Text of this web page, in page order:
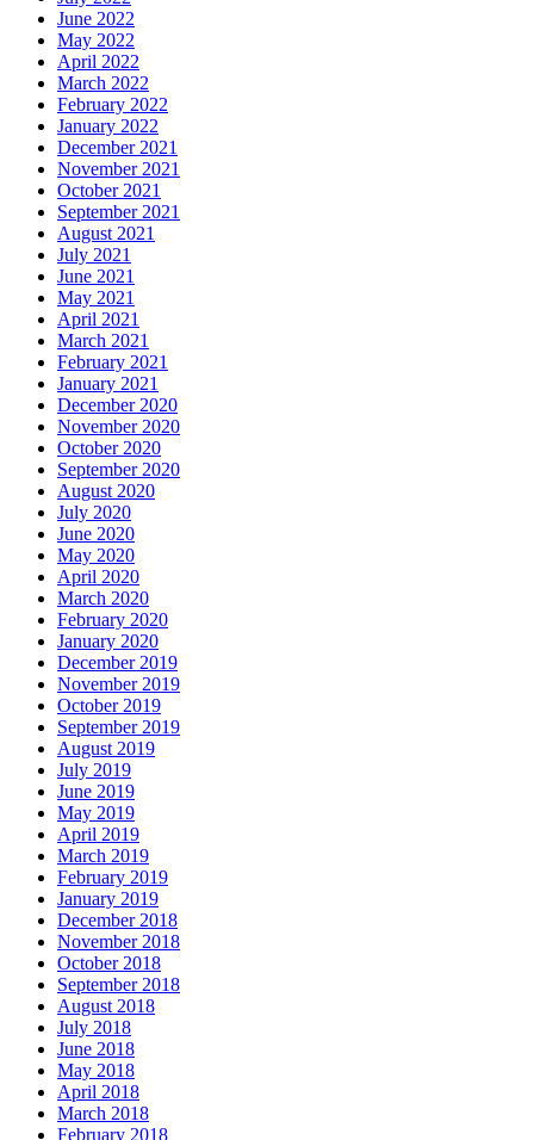
June 2022
May 2022
April 2022
March 2022
February 2022
January 2022
December 2021
November 2021
October 2021
September 2021
August 2021
July 2021
June 2021
May 2021
April 2021
March 2021
February 2021
January 2021
December 2020
November 2020
October 2020
September 2020
August 2020
July 2020
June 2020
May 2020
April 2020
March 2020
February 2020
January 2020
December 2019
November 2019
October 2019
September 2019
August 2019
July 2019
June 2019
May 2019
April 2019
March 2019
February 2019
January 2019
December 2018
November 2018
October 2018
September 2018
August 2018
July 2018
June 2018
May 2018
April 2018
March 2018
February 2018